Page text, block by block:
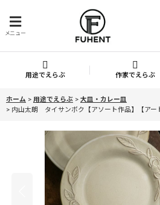
メニュー
用途でえらぶ 作家でえらぶ
ホーム > 用途でえらぶ > 大皿・カレー皿
> 内山太朗 タイサンボク【アソート作品】【アー